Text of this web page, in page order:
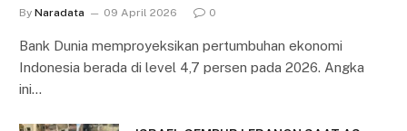
By Naradata 09 April 2026 0
Bank Dunia memproyeksikan pertumbuhan ekonomi
Indonesia berada di level 4,7 persen pada 2026. Angka
ini…